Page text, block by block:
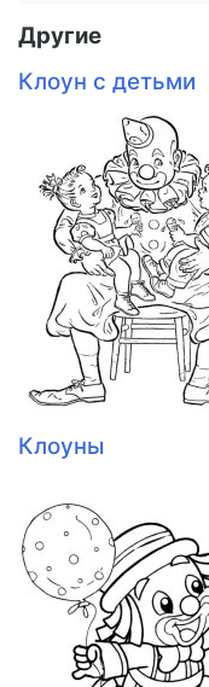
Другие
Клоун с детьми
Клоуны